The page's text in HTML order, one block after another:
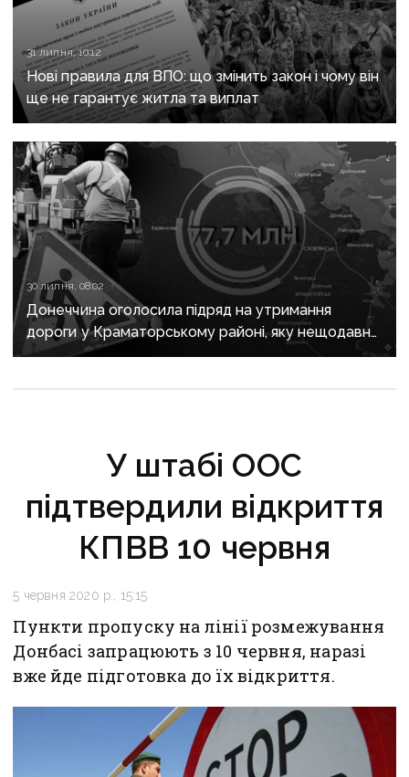
31 липня, 10:12
Нові правила для ВПО: що змінить закон і чому він
ще не гарантує житла та виплат
30 липня, 08:02
Донеччина оголосила підряд на утримання
дороги у Краматорському районі, яку нещодавно
вже ремонтували
У штабі ООС
підтвердили відкриття
КПВВ 10 червня
5 червня 2020 р., 15:15
Пункти пропуску на лінії розмежування
Донбасі запрацюють з 10 червня, наразі
вже йде підготовка до їх відкриття.